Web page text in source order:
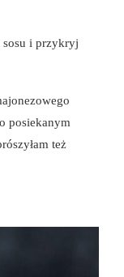
sosu i przykryj
posiekanym
też